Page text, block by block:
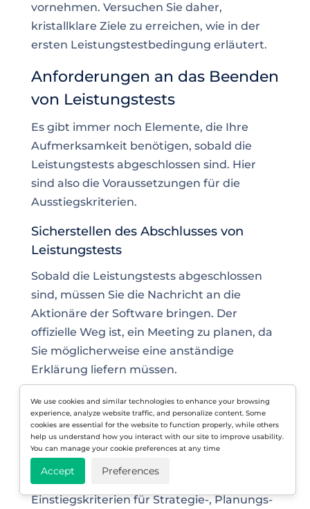
vornehmen. Versuchen Sie daher,
kristallklare Ziele zu erreichen, wie in der
ersten Leistungstestbedingung erläutert.
Anforderungen an das Beenden
von Leistungstests
Es gibt immer noch Elemente, die Ihre
Aufmerksamkeit benötigen, sobald die
Leistungstests abgeschlossen sind. Hier
sind also die Voraussetzungen für die
Ausstiegskriterien.
Sicherstellen des Abschlusses von
Leistungstests
Sobald die Leistungstests abgeschlossen
sind, müssen Sie die Nachricht an die
Aktionäre der Software bringen. Der
offizielle Weg ist, ein Meeting zu planen, da
Sie möglicherweise eine anständige
Erklärung liefern müssen.
Bewerten der Anwendungsleistung
gemäß Denkdefiniert
Leistungstests sind unvollständig und
Probleme sind ungelöst, wenn die
Bewertung gemäß den in den
Einstiegskriterien für Strategie-, Planungs-
We use cookies and similar technologies to enhance your browsing
experience, analyze website traffic, and personalize content. Some
cookies are essential for the website to function properly, while others
help us understand how you interact with our site to improve usability.
You can manage your cookie preferences at any time
Accept Preferences